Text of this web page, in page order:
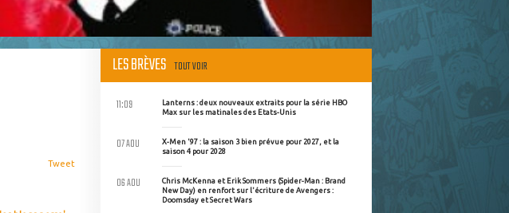
Tweet
LES BRÈVES TOUT VOIR
Lanterns : deux nouveaux extraits pour la série HBO
Max sur les matinales des Etats-Unis
11:09
X-Men '97 : la saison 3 bien prévue pour 2027, et la
saison 4 pour 2028
07 AOU
Chris McKenna et Erik Sommers (Spider-Man : Brand
New Day) en renfort sur l'écriture de Avengers :
Doomsday et Secret Wars
06 AOU